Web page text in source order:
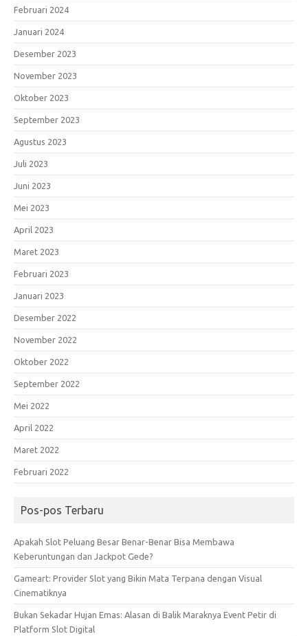
Februari 2024
Januari 2024
Desember 2023
November 2023
Oktober 2023
September 2023
Agustus 2023
Juli 2023
Juni 2023
Mei 2023
April 2023
Maret 2023
Februari 2023
Januari 2023
Desember 2022
November 2022
Oktober 2022
September 2022
Mei 2022
April 2022
Maret 2022
Februari 2022
Pos-pos Terbaru
Apakah Slot Peluang Besar Benar-Benar Bisa Membawa
Keberuntungan dan Jackpot Gede?
Gameart: Provider Slot yang Bikin Mata Terpana dengan Visual
Cinematiknya
Bukan Sekadar Hujan Emas: Alasan di Balik Maraknya Event Petir di
Platform Slot Digital